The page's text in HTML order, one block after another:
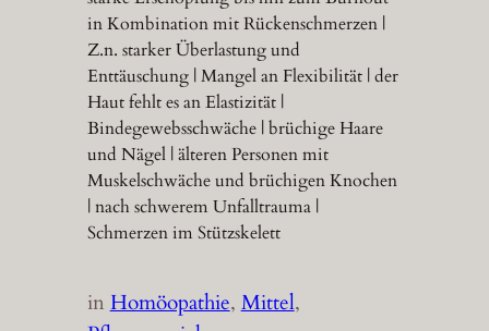
in Kombination mit Rückenschmerzen |
Z.n. starker Überlastung und
Enttäuschung | Mangel an Flexibilität | der
Haut fehlt es an Elastizität |
Bindegewebsschwäche | brüchige Haare
und Nägel | älteren Personen mit
Muskelschwäche und brüchigen Knochen
| nach schwerem Unfalltrauma |
Schmerzen im Stützskelett
inHomöopathie, Mittel